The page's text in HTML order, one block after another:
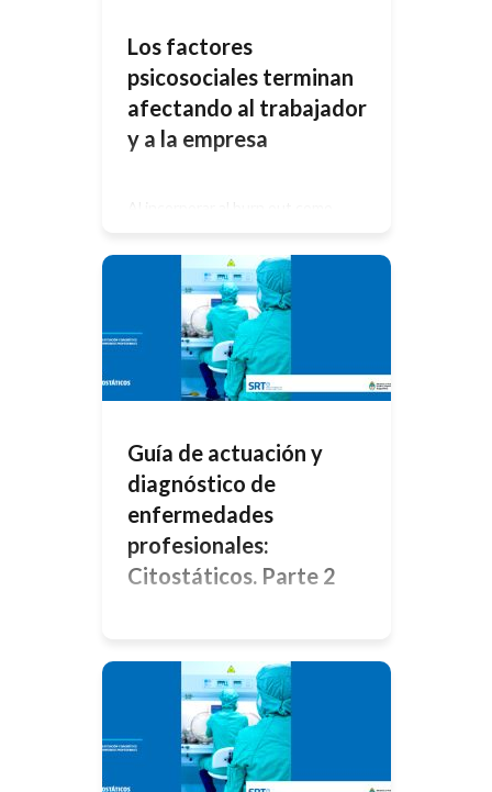
Los factores
psicosociales terminan
afectando al trabajador
y a la empresa
impacta no sólo en las personas y en
sus familias La semana pasada, se
conoció que la Organización Mundial
de la Salud ( OMS), incorporó al
desgaste profesional, conocido
como «burn-out», en la Clasificación
Internacional de Enfermedades, que
se utiliza para […]
Guía de actuación y
diagnóstico de
enfermedades
profesionales:
Citostáticos. Parte 2
laboral a los citostáticos puede
producir efectos locales e
inmediatos, asociados a
exposiciones accidentales, que
cursan con afectación cutánea, de
mucosas o sistémica (si se ha
producido una rápidaabsorción) y